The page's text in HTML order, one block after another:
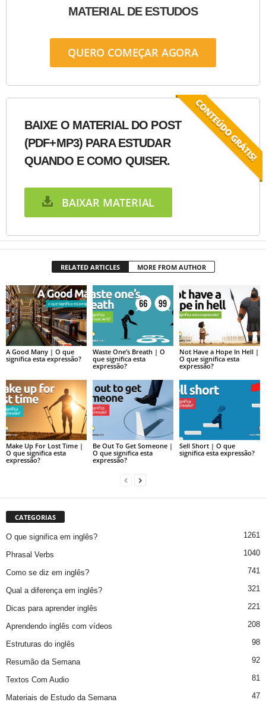
MATERIAL DE ESTUDOS
QUERO COMEÇAR AGORA
BAIXE O MATERIAL DO POST
(PDF+MP3) PARA ESTUDAR
QUANDO E COMO QUISER.
BAIXAR MATERIAL
RELATED ARTICLES MORE FROM AUTHOR
A Good Many | O que
significa esta expressão?
Waste One’s Breath | O
que significa esta
expressão?
Not Have a Hope In Hell |
O que significa esta
expressão?
Make Up For Lost Time |
O que significa esta
expressão?
Be Out To Get Someone |
O que significa esta
expressão?
Sell Short | O que
significa esta expressão?
CATEGORIAS
O que significa em inglês? 1261
Phrasal Verbs 1040
Como se diz em inglês? 741
Qual a diferença em inglês? 321
Dicas para aprender inglês 221
Aprendendo inglês com vídeos 208
Estruturas do inglês 98
Resumão da Semana 92
Textos Com Audio 81
Materiais de Estudo da Semana 47